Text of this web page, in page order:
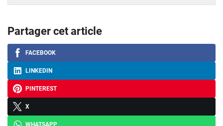
Partager cet article
FACEBOOK
LINKEDIN
PINTEREST
X
WHATSAPP